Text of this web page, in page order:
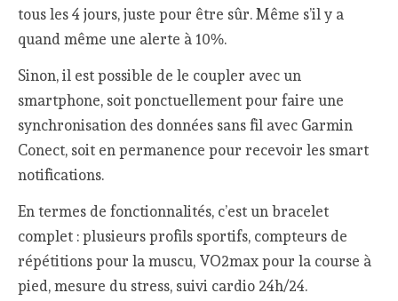
tous les 4 jours, juste pour être sûr. Même s’il y a
quand même une alerte à 10%.
Sinon, il est possible de le coupler avec un
smartphone, soit ponctuellement pour faire une
synchronisation des données sans fil avec Garmin
Conect, soit en permanence pour recevoir les smart
notifications.
En termes de fonctionnalités, c’est un bracelet
complet : plusieurs profils sportifs, compteurs de
répétitions pour la muscu, VO2max pour la course à
pied, mesure du stress, suivi cardio 24h/24.